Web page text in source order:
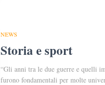
NEWS
Storia e sport
“Gli anni tra le due guerre e quelli
furono fondamentali per molte